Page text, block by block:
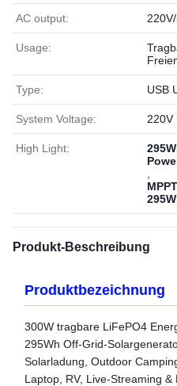
AC output:
Usage:
Type: USB
System Voltage: 220V
High Light:
Produkt-Beschreibung
Produktbezeichnung
300W tragbare LiFePO4
295Wh Off-Grid-
Solarladung, Outdoor
Laptop, RV, Live-Streaming &